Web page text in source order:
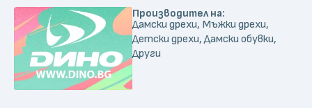
Производител на:
Дамски дрехи, Мъжки дрехи,
Детски дрехи, Дамски обувки,
Други